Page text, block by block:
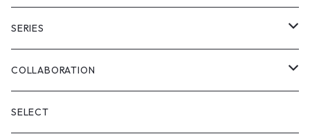
PULL OVER
FULL LENGS
SKIRT
SERIES
"matoi"
"enkan"
"tsunagi"
COLLABORATION
RADIO EVA
SELECT